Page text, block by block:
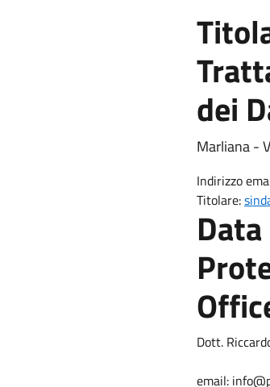
dei
Marliana -
Indirizzo
Titolare:
Data
Dott.
email: